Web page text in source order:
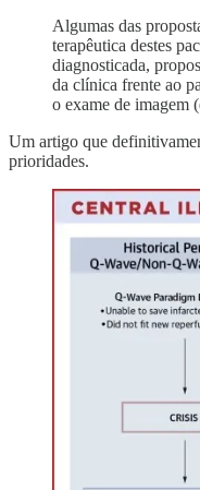
Algumas das
terapêutica destes
diagnosticada,
da clínica frente ao
o exame de imagem
Um artigo que
prioridades.